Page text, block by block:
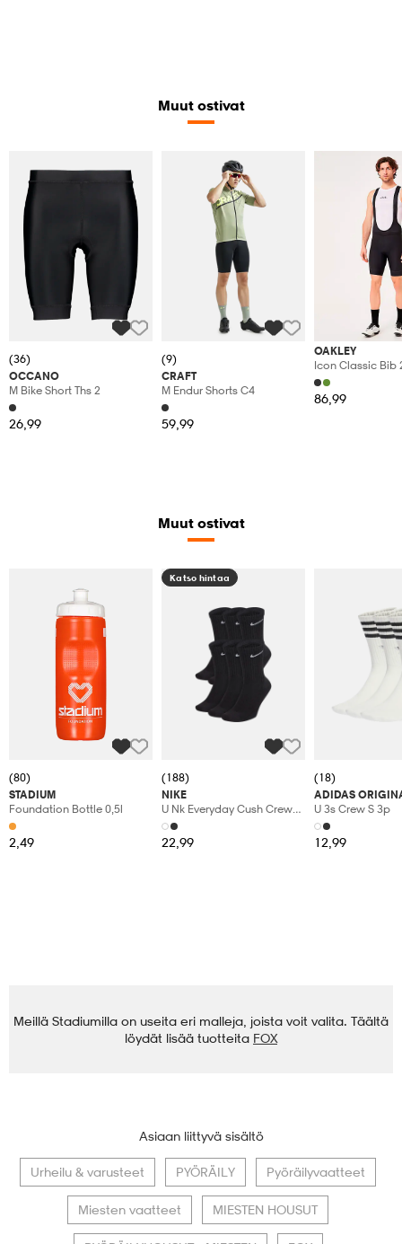
Muut ostivat
(36)
OCCANO
M Bike Short Ths 2
26,99
(9)
CRAFT
M Endur Shorts C4
59,99
OAKLEY
Icon Classic Bib
86,99
Muut ostivat
(80)
STADIUM
Foundation Bottle 0,5l
2,49
Katso hintaa
(188)
NIKE
U Nk Everyday Cush Crew
6pr-Bd
22,99
(18)
ADIDAS
U 3s Crew S 3p
12,99
Meillä Stadiumilla on useita eri malleja, joista voit valita. Täältä
löydät lisää tuotteita FOX
Asiaan liittyvä sisältö
Urheilu & varusteet PYÖRÄILY Pyöräilyvaatteet
Miesten vaatteet MIESTEN HOUSUT